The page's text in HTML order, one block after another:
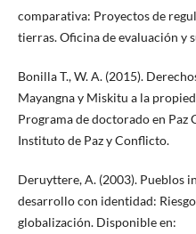
comparativa: Proyectos de
tierras. Oficina de evaluación y
Bonilla T., W. A. (2015).
Mayangna y Miskitu a la
Programa de doctorado en Paz
Instituto de Paz y Conflicto.
Deruyttere, A. (2003). Pueblos
desarrollo con identidad:
globalización. Disponible en: